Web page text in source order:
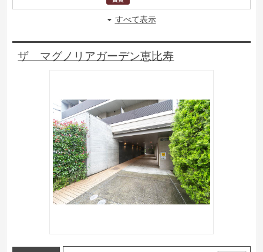
すべて表示
ザ マグノリアガーデン恵比寿